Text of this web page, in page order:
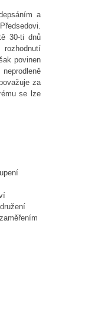
a
30-ti dnů
povinen
za
se lze